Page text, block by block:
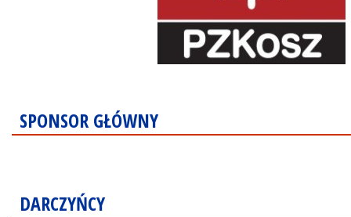
SPONSOR GŁÓWNY
DARCZYŃCY